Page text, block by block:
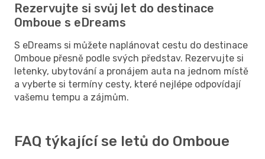
Rezervujte si svůj let do destinace
Omboue s eDreams
S eDreams si můžete naplánovat cestu do destinace
Omboue přesně podle svých představ. Rezervujte si
letenky, ubytování a pronájem auta na jednom místě
a vyberte si termíny cesty, které nejlépe odpovídají
vašemu tempu a zájmům.
FAQ týkající se letů do Omboue